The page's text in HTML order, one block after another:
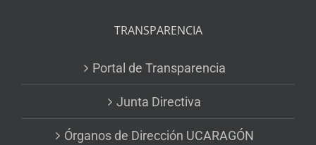
TRANSPARENCIA
Portal de Transparencia
Junta Directiva
Órganos de Dirección UCARAGÓN